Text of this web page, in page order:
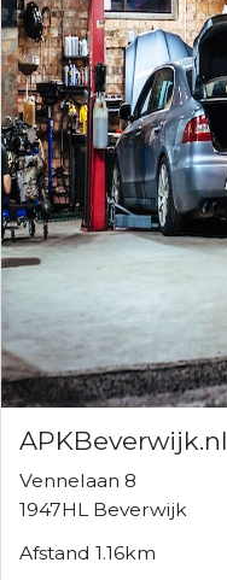
APKBeverwijk.nl
Vennelaan 8
1947HL Beverwijk
Afstand 1.16km